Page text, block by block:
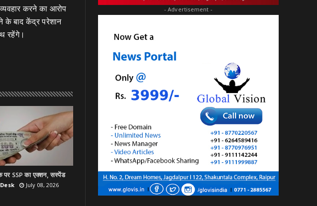
करने का आरोप
के बाद केंद्र परेशान
रहेंगे।
पर SSP का एक्शन, सस्पेंड
July 08, 2026
- Advertisement -